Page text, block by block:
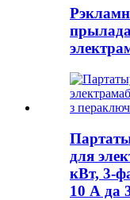
для
кВт, 3-
10 А да